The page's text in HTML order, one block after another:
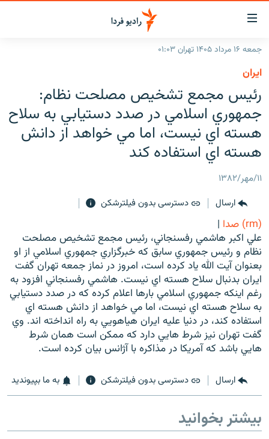
لینک‌های
قابلیت
دسترسی
بازگشت
منوی
اصلی
رفتن
صفحه
جستجو
جهان
رادیو
انتخاب کنید و بشنوید
برنامه‌های رادیویی
پادکست
چندرسانه‌ای
English
به ما بپیوندید
زبان‌های دیگر
جمعه ۱۶ مرداد ۱۴۰۵ تهران ۰۱:۰۳
ايران
رئيس مجمع تشخيص مصلحت نظام:
جمهوري اسلامي در صدد دستيابي به سلاح
هسته اي نيست، اما مي خواهد از دانش
هسته اي استفاده كند
۱۱/مهر/۱۳۸۲
ارسال
دسترسی بدون فیلترشکن
(rm) صدا
|
علي اكبر هاشمي رفسنجاني، رئيس مجمع تشخيص مصلحت
نظام و رئيس جمهوري سابق كه خبرگزاري جمهوري اسلامي از او
بعنوان آيت الله ياد كرده است، امروز در نماز جمعه تهران گفت
ايران بدنبال سلاح هسته اي نيست. هاشمي رفسنجاني افزود به
رغم اينكه جمهوري اسلامي بارها اعلام كرده كه در صدد دستيابي
به سلاح هسته اي نيست، اما مي خواهد از دانش هسته اي
استفاده كند، در دنيا عليه ايران هياهويي به راه انداخته اند. وي
گفت تهران نيز شرط هايي دارد كه ممكن است همان شرط
هايي باشد كه آمريكا در مذاكره با آژانس بيان كرده است.
ارسال دسترسی بدون فیلترشکن به ما بپیوندید
بیشتر بخوانید